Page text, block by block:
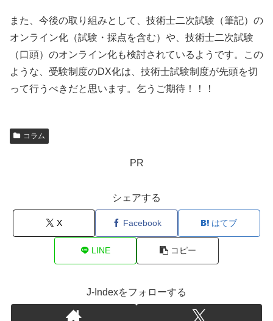
また、今後の取り組みとして、技術士二次試験（筆記）の
オンライン化（試験・採点を含む）や、技術士二次試験
（口頭）のオンライン化も検討されているようです。この
ような、受験制度のDX化は、技術士試験制度が先頭を切
って行うべきだと思います。乞うご期待！！！
コラム
PR
シェアする
X Facebook はてブ
LINE コピー
J-Indexをフォローする